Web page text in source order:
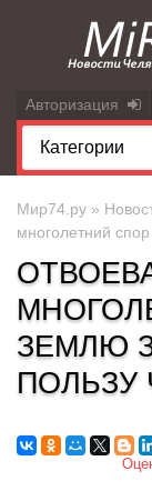
Авторизация
Мир74.ру »
многолетний
ЗЕМЛЮ
ПОЛЬЗУ